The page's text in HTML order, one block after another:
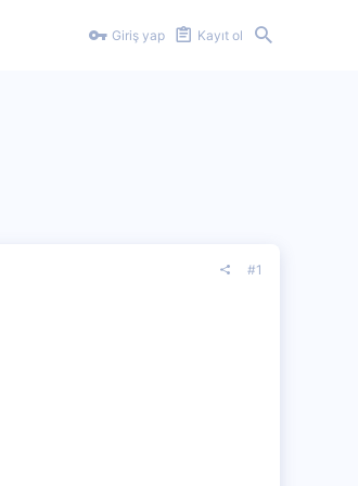
Giriş yap Kayıt ol
#1